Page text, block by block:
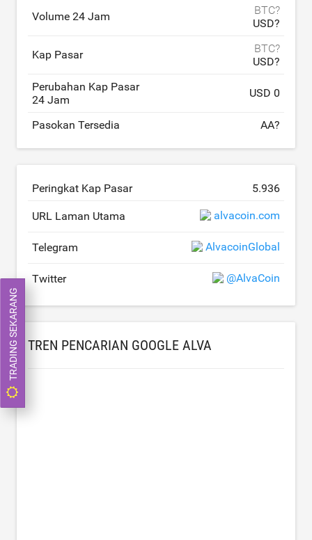
Volume 24 Jam
BTC?
USD?
Kap Pasar
BTC?
USD?
Perubahan Kap Pasar
24 Jam
USD 0
Pasokan Tersedia AA?
Peringkat Kap Pasar 5.936
URL Laman Utama alvacoin.com
Telegram AlvacoinGlobal
Twitter @AlvaCoin
TREN PENCARIAN GOOGLE ALVA
TRADING SEKARANG